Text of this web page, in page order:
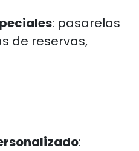
: pasarelas
de reservas,
: